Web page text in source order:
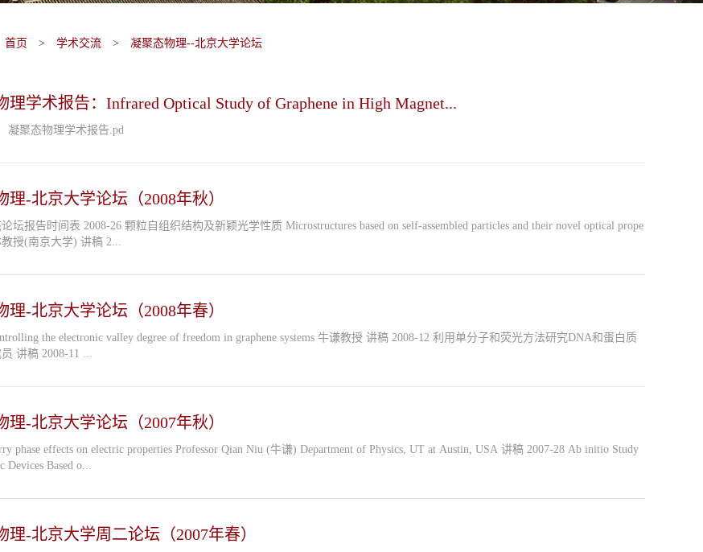
首页 > 学术交流 > 凝聚态物理--北京大学论坛
理学术报告：Infrared Optical Study of Graphene in High Magnet...
凝聚态物理学术报告.pd
理-北京大学论坛（2008年秋）
性质 Microstructures based on self-assembled particles and their novel optical prope
rties 王振林教授(南京大学) 讲稿 2...
理-北京大学论坛（2008年春）
王鹏业研究员 讲稿 2008-11 ...
理-北京大学论坛（2007年秋）
Devices Based o...
理-北京大学周二论坛（2007年春）